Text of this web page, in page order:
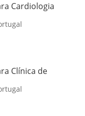
Cardiologia
Clínica de